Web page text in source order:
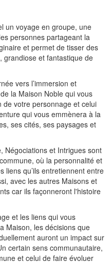
un voyage en groupe, une
personnes partageant la
et permet de tisser des
grandiose et fantastique de
vers l’immersion et
la Maison Noble qui vous
de votre personnage et celui
qui vous emmènera à la
ses cités, ses paysages et
Négociations et Intrigues sont
où la personnalité et
liens qu’ils entretiennent entre
avec les autres Maisons et
car ils façonneront l'histoire
et les liens qui vous
Maison, les décisions que
auront un impact sur
certain sens communautaire,
et celui de faire évoluer